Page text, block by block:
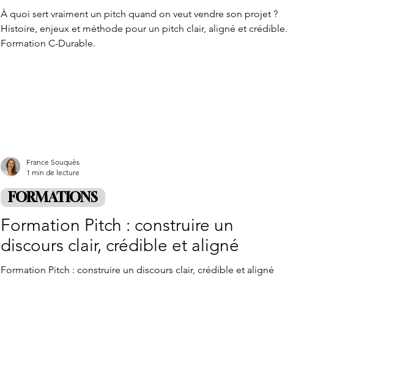
À quoi sert vraiment un pitch quand on veut vendre son projet ?
Histoire, enjeux et méthode pour un pitch clair, aligné et crédible.
Formation C-Durable.
Formation Pitch : construire un
discours clair, crédible et aligné
Formation Pitch : construire un discours clair, crédible et aligné
FORMATIONS
France Souquès
1 min de lecture